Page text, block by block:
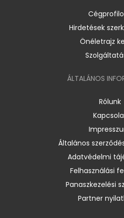
Hirdetések
Önéletrajz
ÁLTALÁNOS
Rólunk
Általános
Adatvédelmi
Felhasználási
Panaszkezelési
Partner